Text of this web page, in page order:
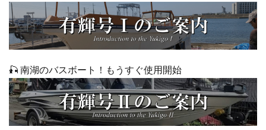
🎣 南湖のバスボート！もうすぐ使用開始